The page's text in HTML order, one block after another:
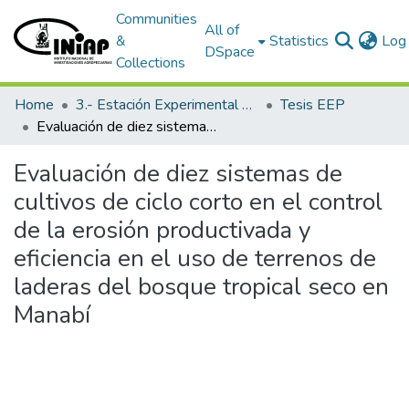
Communities
&
Collections
All of
DSpace
Statistics
Home 3.- Estación Experimental Portoviejo
Tesis EEP
Evaluación de diez sistemas de cultivos de ciclo corto en el control de la erosión productivada y eficiencia en el uso de terrenos de laderas del bosque tropical seco en Manabí
Evaluación de diez sistemas de
cultivos de ciclo corto en el control
de la erosión productivada y
eficiencia en el uso de terrenos de
laderas del bosque tropical seco en
Manabí